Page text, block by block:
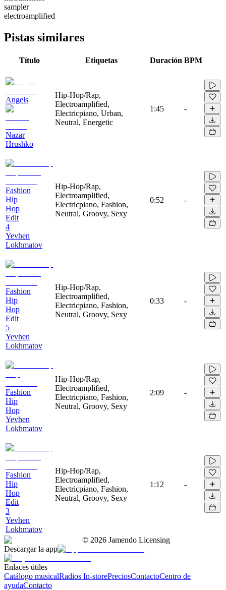
sampler
electroamplified
Pistas similares
Título Etiquetas Duración BPM
Angels
Nazar
Hrushko
Hip-Hop/Rap,
Electroamplified,
Electricpiano, Urban,
Neutral, Energetic
1:45 -
Fashion
Hip
Hop
Edit
4
Yevhen
Lokhmatov
Hip-Hop/Rap,
Electroamplified,
Electricpiano, Fashion,
Neutral, Groovy, Sexy
0:52 -
Fashion
Hip
Hop
Edit
5
Yevhen
Lokhmatov
Hip-Hop/Rap,
Electroamplified,
Electricpiano, Fashion,
Neutral, Groovy, Sexy
0:33 -
Fashion
Hip
Hop
Yevhen
Lokhmatov
Hip-Hop/Rap,
Electroamplified,
Electricpiano, Fashion,
Neutral, Groovy, Sexy
2:09 -
Fashion
Hip
Hop
Edit
3
Yevhen
Lokhmatov
Hip-Hop/Rap,
Electroamplified,
Electricpiano, Fashion,
Neutral, Groovy, Sexy
1:12 -
© 2026 Jamendo Licensing
Descargar la app
Enlaces útiles
Catálogo musicalRadios In-storePreciosContactoCentro de
ayudaContacto